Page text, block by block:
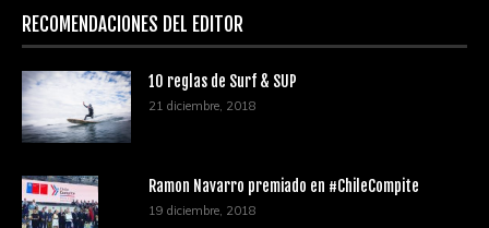
RECOMENDACIONES DEL EDITOR
10 reglas de Surf & SUP
21 diciembre, 2018
Ramon Navarro premiado en #ChileCompite
19 diciembre, 2018